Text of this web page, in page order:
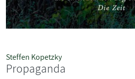
Steffen Kopetzky
Propaganda